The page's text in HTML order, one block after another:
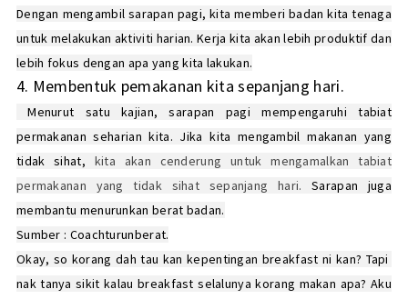
Dengan mengambil sarapan pagi, kita memberi badan kita tenaga
untuk melakukan aktiviti harian. Kerja kita akan lebih produktif dan
lebih fokus dengan apa yang kita lakukan.
4. Membentuk pemakanan kita sepanjang hari.
Menurut satu kajian, sarapan pagi mempengaruhi tabiat
permakanan seharian kita. Jika kita mengambil makanan yang
tidak sihat, kita akan cenderung untuk mengamalkan tabiat
permakanan yang tidak sihat sepanjang hari.Sarapan juga
membantu menurunkan berat badan.
Sumber : Coachturunberat.
Okay, so korang dah tau kan kepentingan breakfast ni kan? Tapi
nak tanya sikit kalau breakfast selalunya korang makan apa? Aku